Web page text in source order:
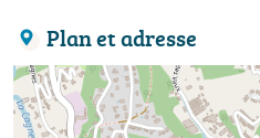
Plan et adresse